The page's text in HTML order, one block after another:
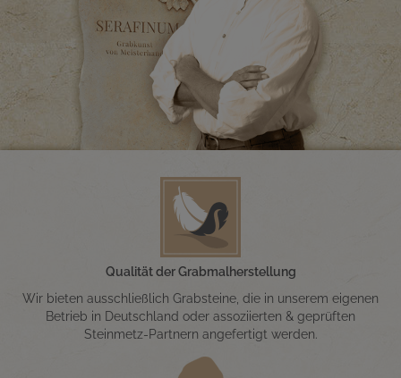
Qualität der Grabmalherstellung
Wir bieten ausschließlich Grabsteine, die in unserem eigenen
Betrieb in Deutschland oder assoziierten & geprüften
Steinmetz-Partnern angefertigt werden.